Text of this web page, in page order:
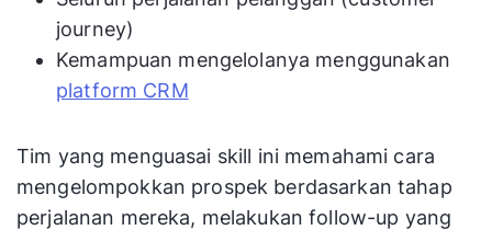
journey)
Kemampuan mengelolanya menggunakan
platform CRM
Tim yang menguasai skill ini memahami cara
mengelompokkan prospek berdasarkan tahap
perjalanan mereka, melakukan follow-up yang